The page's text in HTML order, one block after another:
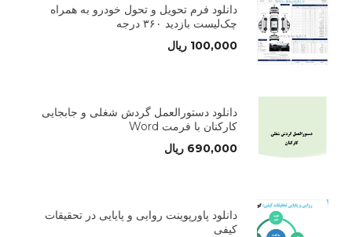
دانلود فرم تحویل و تحول خودرو به همراه
چک‌لیست بازدید ۳۶۰ درجه
100,000 ریال
دانلود دستورالعمل گردش شغلی و جابجایی
کارکنان با فرمت Word
690,000 ریال
دانلود پاورپوینت روایی و پایایی در تحقیقات
کیفی